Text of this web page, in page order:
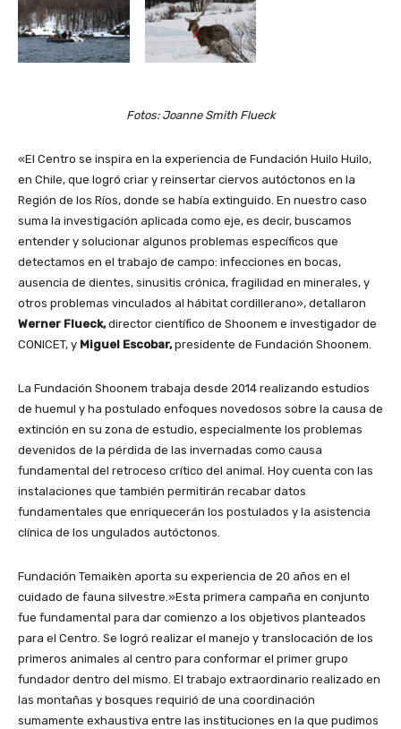
Fotos: Joanne Smith Flueck
«El Centro se inspira en la experiencia de Fundación Huilo Huilo,
en Chile, que logró criar y reinsertar ciervos autóctonos en la
Región de los Ríos, donde se había extinguido. En nuestro caso
suma la investigación aplicada como eje, es decir, buscamos
entender y solucionar algunos problemas específicos que
detectamos en el trabajo de campo: infecciones en bocas,
ausencia de dientes, sinusitis crónica, fragilidad en minerales, y
otros problemas vinculados al hábitat cordillerano», detallaron
Werner Flueck,director científico de Shoonem e investigador de
CONICET, y Miguel Escobar,presidente de Fundación Shoonem.
La Fundación Shoonem trabaja desde 2014 realizando estudios
de huemul y ha postulado enfoques novedosos sobre la causa de
extinción en su zona de estudio, especialmente los problemas
devenidos de la pérdida de las invernadas como causa
fundamental del retroceso crítico del animal. Hoy cuenta con las
instalaciones que también permitirán recabar datos
fundamentales que enriquecerán los postulados y la asistencia
clínica de los ungulados autóctonos.
Fundación Temaikèn aporta su experiencia de 20 años en el
cuidado de fauna silvestre.»Esta primera campaña en conjunto
fue fundamental para dar comienzo a los objetivos planteados
para el Centro. Se logró realizar el manejo y translocación de los
primeros animales al centro para conformar el primer grupo
fundador dentro del mismo. El trabajo extraordinario realizado en
las montañas y bosques requirió de una coordinación
sumamente exhaustiva entre las instituciones en la que pudimos